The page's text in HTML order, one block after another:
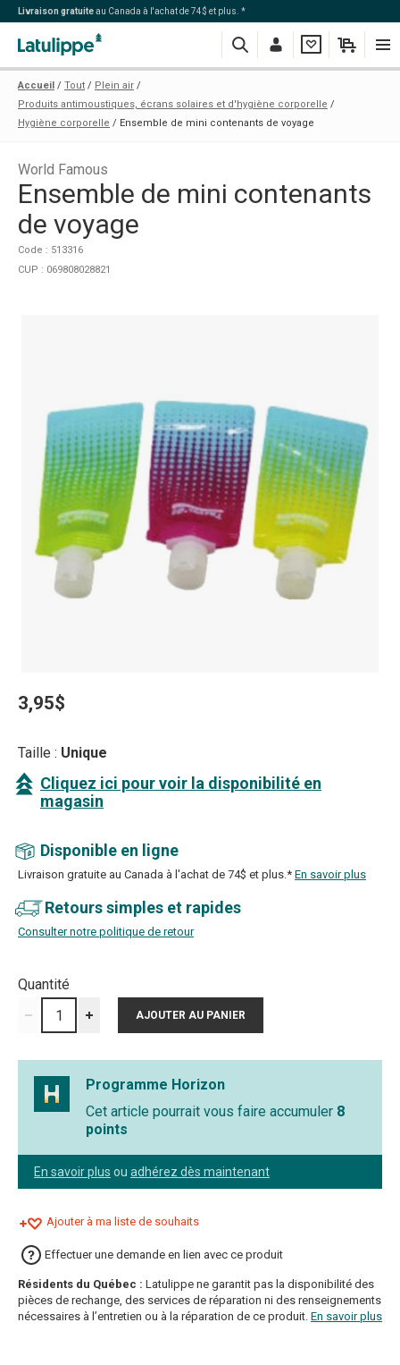
Livraison gratuiteau Canada à l'achat de 74$ et plus. *
Recherche
Me
connecter
Ma
liste
Mon
panier
Accueil Tout
Plein air
Produits antimoustiques, écrans solaires et d'hygiène corporelle
Hygiène corporelle
Ensemble de mini contenants de voyage
World Famous
Ensemble de mini contenants
de voyage
Code : 513316
CUP : 069808028821
3,95$
Taille : Unique
Cliquez ici pour voir la disponibilité en
magasin
Disponible en ligne
Livraison gratuite au Canada à l'achat de 74$ et plus.* En savoir plus
Retours simples et rapides
Consulter notre politique de retour
Quantité
Programme Horizon
Cet article pourrait vous faire accumuler 8
points
En savoir plus ou adhérez dès maintenant
Ajouter à ma liste de souhaits
Effectuer une demande en lien avec ce produit
Résidents du Québec : Latulippe ne garantit pas la disponibilité des
pièces de rechange, des services de réparation ni des renseignements
nécessaires à l’entretien ou à la réparation de ce produit. En savoir plus